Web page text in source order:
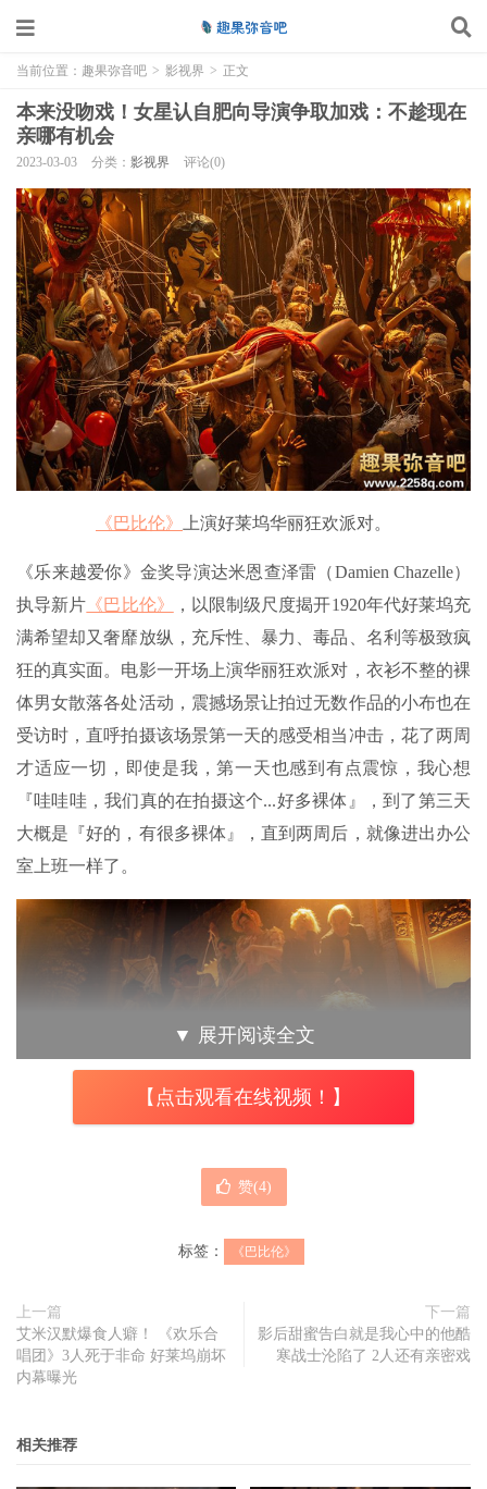
当前位置： 趣果弥音吧 > 影视界 > 正文
本来没吻戏！女星认自肥向导演争取加戏：不趁现在
亲哪有机会
2023-03-03 分类： 影视界 评论(0)
《巴比伦》 上演好莱坞华丽狂欢派对。
《乐来越爱你》金奖导演达米恩查泽雷（Damien Chazelle）
执导新片 《巴比伦》
，以限制级尺度揭开1920年代好莱坞充
满希望却又奢靡放纵，充斥性、暴力、毒品、名利等极致疯
狂的真实面。电影一开场上演华丽狂欢派对，衣衫不整的裸
体男女散落各处活动，震撼场景让拍过无数作品的小布也在
受访时，直呼拍摄该场景第一天的感受相当冲击，花了两周
才适应一切，即使是我，第一天也感到有点震惊，我心想
『哇哇哇，我们真的在拍摄这个...好多裸体』，到了第三天
大概是『好的，有很多裸体』，直到两周后，就像进出办公
室上班一样了。
玛格罗比饰演为实现梦想不计一切代价的疯狂女星妮莉拉洛
伊。
玛格罗比在
中饰演为实现梦想不计一切代价的疯
狂女星妮莉拉洛伊，与小布饰演的当红明星杰克康瑞德有不
少对手戏，其中一场在舞池派对的吻戏，玛格罗比在受访时
即兴加戏的，导演还当场亏她：你是想亲布莱德彼特吧！她
▼ 展开阅读全文
【点击观看在线视频！】
赞(4)
标签： 《巴比伦》
上一篇
艾米汉默爆食人癖！ 《欢乐合
唱团》3人死于非命 好莱坞崩坏
内幕曝光
下一篇
影后甜蜜告白就是我心中的他酷
寒战士沦陷了 2人还有亲密戏
相关推荐